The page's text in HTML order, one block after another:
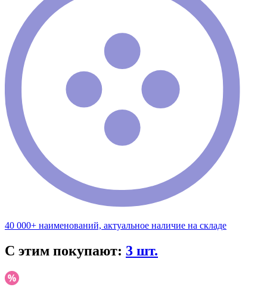
40 000+ наименований, актуальное наличие на складе
С этим покупают: 3 шт.